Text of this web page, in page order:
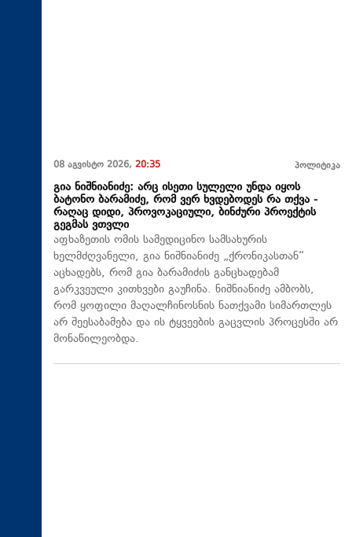
08 აგვისტო 2026, 20:35 პოლიტიკა
გია ნიშნიანიძე: არც ისეთი სულელი უნდა იყოს
ბატონო ბარამიძე, რომ ვერ ხვდებოდეს რა თქვა -
რაღაც დიდი, პროვოკაციული, ბინძური პროექტის
გეგმას ვთვლი
აფხაზეთის ომის სამედიცინო სამსახურის
ხელმძღვანელი, გია ნიშნიანიძე „ქრონიკასთან“
აცხადებს, რომ გია ბარამიძის განცხადებამ
გარკვეული კითხვები გაუჩინა. ნიშნიანიძე ამბობს,
რომ ყოფილი მაღალჩინოსნის ნათქვამი სიმართლეს
არ შეესაბამება და ის ტყვეების გაცვლის პროცესში არ
მონაწილეობდა.